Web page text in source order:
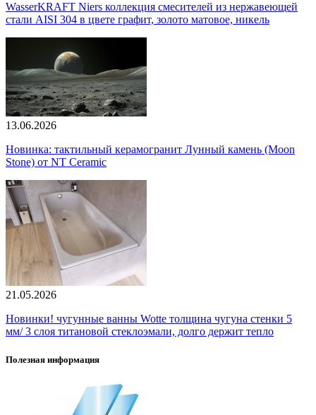
WasserKRAFT Niers коллекция смесителей из нержавеющей
стали AISI 304 в цвете графит, золото матовое, никель
13.06.2026
Новинка: тактильный керамогранит Лунный камень (Moon
Stone) от NT Ceramic
21.05.2026
Новинки! чугунные ванны Wotte толщина чугуна стенки 5
мм/ 3 слоя титановой стеклоэмали, долго держит тепло
Полезная информация